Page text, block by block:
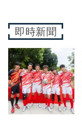
即時新聞